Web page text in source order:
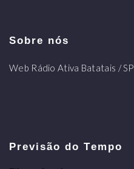
Sobre nós
Web Rádio Ativa Batatais / SP
Previsão do Tempo